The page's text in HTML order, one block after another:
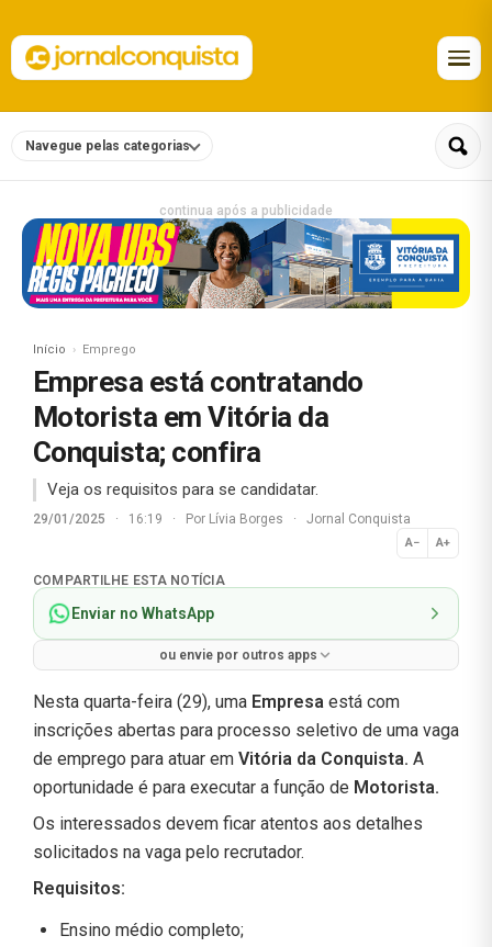
Navegue pelas categorias
continua após a publicidade
Início Emprego
Empresa está contratando
Motorista em Vitória da
Conquista; confira
Veja os requisitos para se candidatar.
29/01/2025 · 16:19 · Por Lívia Borges · Jornal Conquista
A− A+
Normal
COMPARTILHE ESTA NOTÍCIA
Enviar no WhatsApp
ou envie por outros apps
Nesta quarta-feira (29), uma Empresa está com
inscrições abertas para processo seletivo de uma vaga
de emprego para atuar em Vitória da Conquista. A
oportunidade é para executar a função de Motorista.
Os interessados devem ficar atentos aos detalhes
solicitados na vaga pelo recrutador.
Requisitos:
Ensino médio completo;